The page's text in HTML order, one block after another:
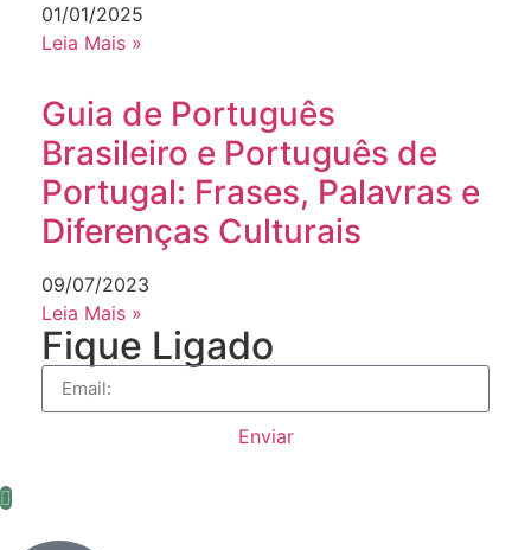
01/01/2025
Leia Mais »
Guia de Português
Brasileiro e Português de
Portugal: Frases, Palavras e
Diferenças Culturais
09/07/2023
Leia Mais »
Fique Ligado
Enviar